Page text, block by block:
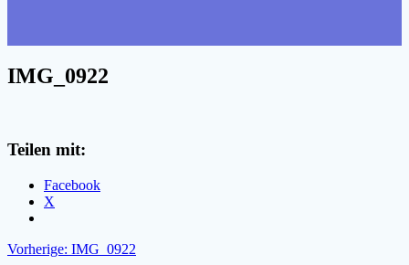
IMG_0922
Teilen mit:
Facebook
X
Beitragsnavigation
Vorherige: Vorheriger
IMG_0922